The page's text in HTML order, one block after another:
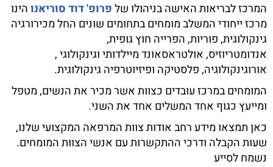
המרכז לבריאות האישה בניהולו שלפרופ' דוד סוריאנוהינו
מרכז ייחודי המשלב מומחים בתחומים שונים החל מכירורגיה
גינקולוגית, פוריות, הפרייה חוץ גופית,
אנדומטריוזיס, אולטראסאונד מיילדותי וגינקולוגי ,
אורוגינקולוגיה, פלסטיקה ופיזיוטרפיה גינקולוגית.
המומחים במרכז עובדים כצוות אשר מכיר את הנשים, מטפל
ומייעץ כגוף אחד המשלים אחד את השני.
כאן תמצאו מידע רחב אודות צוות המרפאה המקצועי שלנו,
שעות הקבלה ודרכי ההתקשרות עם אנשי הצוות המומחים.
נשמח לסייע